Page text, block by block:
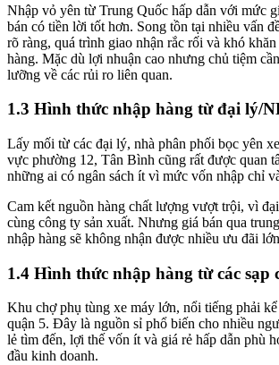
Nhập vỏ yên từ Trung Quốc hấp dẫn với mức
bán có tiền lời tốt hơn. Song tồn tại nhiều vấn
rõ ràng, quá trình giao nhận rắc rối và khó
hàng. Mặc dù lợi nhuận cao nhưng chủ tiệm
lưỡng về các rủi ro liên quan.
1.3 Hình thức nhập hàng từ đại lý/
Lấy mối từ các đại lý, nhà phân phối bọc yên
vực phường 12, Tân Bình cũng rất được quan
những ai có ngân sách ít vì mức vốn nhập chỉ
Cam kết nguồn hàng chất lượng vượt trội, vì
cùng công ty sản xuất. Nhưng giá bán qua
nhập hàng sẽ không nhận được nhiều ưu đãi
1.4 Hình thức nhập hàng từ các sạp
Khu chợ phụ tùng xe máy lớn, nổi tiếng phải
quận 5. Đây là nguồn sỉ phổ biến cho nhiều
lẻ tìm đến, lợi thế vốn ít và giá rẻ hấp dẫn phù
đầu kinh doanh.